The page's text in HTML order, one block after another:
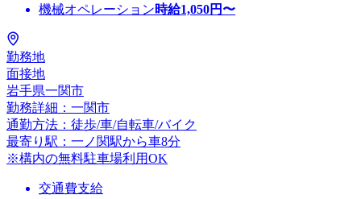
機械オペレーション時給1,050円〜
勤務地
面接地
岩手県一関市
勤務詳細：一関市
通勤方法：徒歩/車/自転車/バイク
最寄り駅：一ノ関駅から車8分
※構内の無料駐車場利用OK
交通費支給